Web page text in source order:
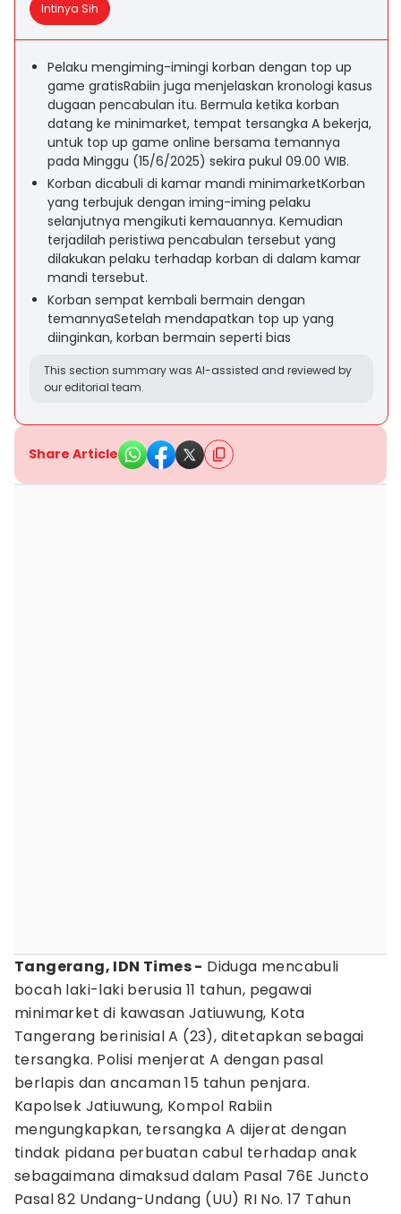
Intinya Sih
Pelaku mengiming-imingi korban dengan top up
game gratisRabiin juga menjelaskan kronologi kasus
dugaan pencabulan itu. Bermula ketika korban
datang ke minimarket, tempat tersangka A bekerja,
untuk top up game online bersama temannya
pada Minggu (15/6/2025) sekira pukul 09.00 WIB.
Korban dicabuli di kamar mandi minimarketKorban
yang terbujuk dengan iming-iming pelaku
selanjutnya mengikuti kemauannya. Kemudian
terjadilah peristiwa pencabulan tersebut yang
dilakukan pelaku terhadap korban di dalam kamar
mandi tersebut.
Korban sempat kembali bermain dengan
temannyaSetelah mendapatkan top up yang
diinginkan, korban bermain seperti bias
This section summary was AI-assisted and reviewed by
our editorial team.
Share Article
Tangerang, IDN Times - Diduga mencabuli
bocah laki-laki berusia 11 tahun, pegawai
minimarket di kawasan Jatiuwung, Kota
Tangerang berinisial A (23), ditetapkan sebagai
tersangka. Polisi menjerat A dengan pasal
berlapis dan ancaman 15 tahun penjara.
Kapolsek Jatiuwung, Kompol Rabiin
mengungkapkan, tersangka A dijerat dengan
tindak pidana perbuatan cabul terhadap anak
sebagaimana dimaksud dalam Pasal 76E Juncto
Pasal 82 Undang-Undang (UU) RI No. 17 Tahun